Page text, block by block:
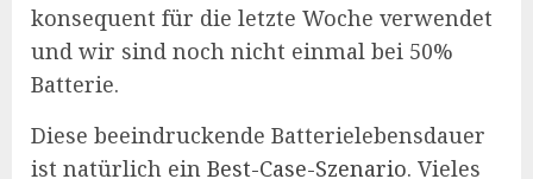
konsequent für die letzte Woche verwendet
und wir sind noch nicht einmal bei 50%
Batterie.
Diese beeindruckende Batterielebensdauer
ist natürlich ein Best-Case-Szenario. Vieles